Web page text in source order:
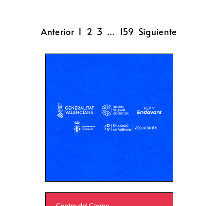
Anterior 1 2 3 … 159 Siguiente